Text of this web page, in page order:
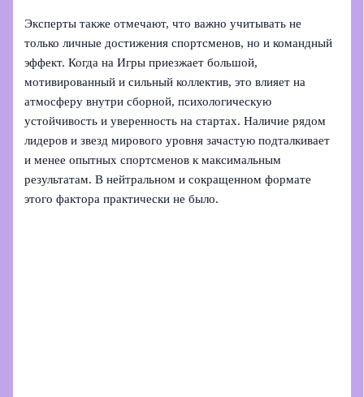
Эксперты также отмечают, что важно учитывать не
только личные достижения спортсменов, но и командный
эффект. Когда на Игры приезжает большой,
мотивированный и сильный коллектив, это влияет на
атмосферу внутри сборной, психологическую
устойчивость и уверенность на стартах. Наличие рядом
лидеров и звезд мирового уровня зачастую подталкивает
и менее опытных спортсменов к максимальным
результатам. В нейтральном и сокращенном формате
этого фактора практически не было.